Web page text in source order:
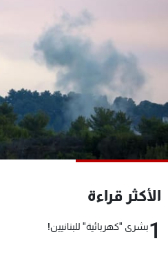
الأكثر قراءة
1بشرى "كهربائية" للبنانيين!
البرامج
جدول البرامج
شاهد البرامج
الترددات
الإنـتـاج